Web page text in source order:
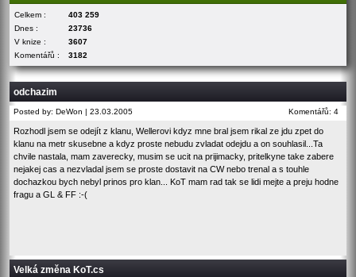
Celkem :
403 259
Dnes :
23736
V knize :
3607
Komentářů :
3182
odchazim
Posted by: DeWon | 23.03.2005 Komentářů: 4
Rozhodl jsem se odejít z klanu, Wellerovi kdyz mne bral jsem rikal ze jdu zpet do
klanu na metr skusebne a kdyz proste nebudu zvladat odejdu a o­n souhlasil...Ta
chvile nastala, mam zaverecky, musim se ucit na prijimacky, pritelkyne take zabere
nejakej cas a nezvladal jsem se proste dostavit na CW nebo trenal a s touhle
dochazkou bych nebyl prinos pro klan... KoT mam rad tak se lidi mejte a preju hodne
fragu a GL & FF :-(
Velká změna KoT.cs